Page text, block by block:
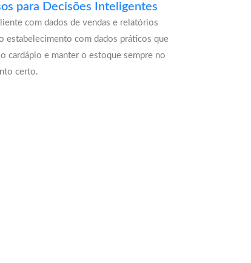
para Decisões Inteligentes
com dados de vendas e relatórios
estabelecimento com dados práticos que
cardápio e manter o estoque sempre no
certo.